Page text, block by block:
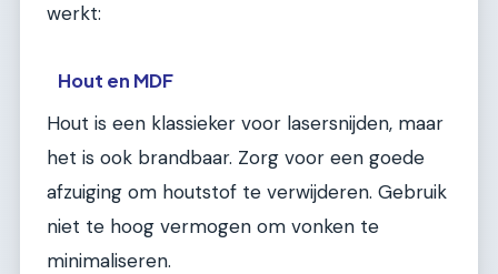
werkt:
Hout en MDF
Hout is een klassieker voor lasersnijden, maar
het is ook brandbaar. Zorg voor een goede
afzuiging om houtstof te verwijderen. Gebruik
niet te hoog vermogen om vonken te
minimaliseren.